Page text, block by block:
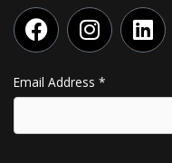
F
a
c
e
b
o
I
n
s
t
a
g
L
i
n
e
d
Email Address *